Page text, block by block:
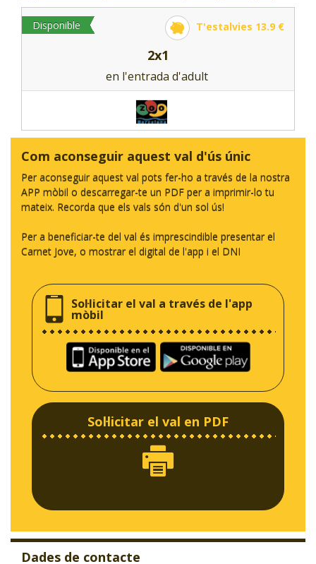
Disponible T'estalvies 13.9 €
2x1
en l'entrada d'adult
Com aconseguir aquest val d'ús únic
Per aconseguir aquest val pots fer-ho a través de la nostra
APP mòbil o descarregar-te un PDF per a imprimir-lo tu
mateix. Recorda que els vals són d'un sol ús!
Per a beneficiar-te del val és imprescindible presentar el
Carnet Jove, o mostrar el digital de l'app i el DNI
Sol·licitar el val a través de l'app
mòbil
Sol·licitar el val en PDF
Dades de contacte